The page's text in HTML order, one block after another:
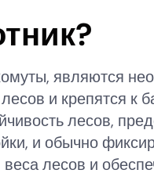
являются
и крепятся
лесов,
и обычно
лесов и